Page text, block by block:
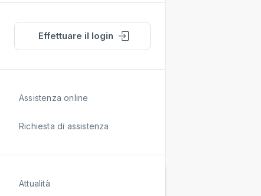
Rilevato browser
Effettuare il login
Assistenza online
Richiesta di assistenza
Attualità